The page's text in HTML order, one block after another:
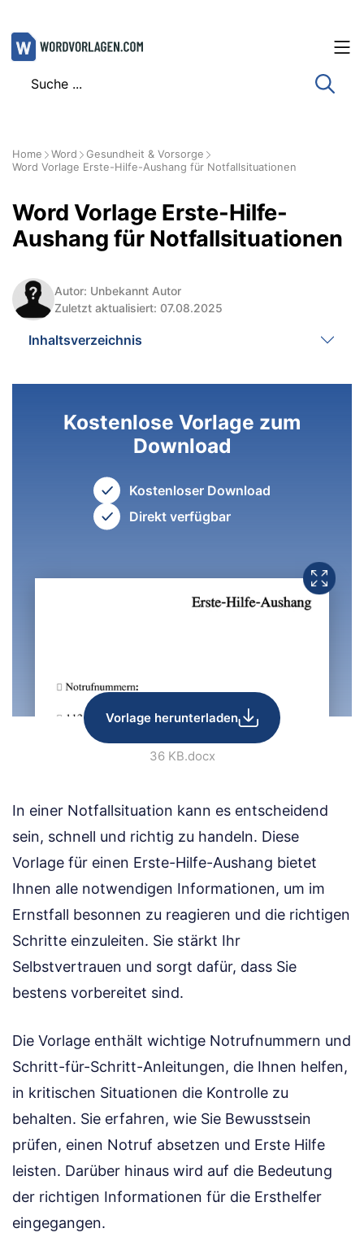
Zum
Inhalt
Home Word
Gesundheit & Vorsorge
Word Vorlage Erste-Hilfe-Aushang für Notfallsituationen
Word Vorlage Erste-Hilfe-
Aushang für Notfallsituationen
Autor: Unbekannt Autor
Zuletzt aktualisiert: 07.08.2025
Inhaltsverzeichnis
Kostenlose Vorlage zum
Download
Kostenloser Download
Direkt verfügbar
Vorlage herunterladen
36 KB.docx
In einer Notfallsituation kann es entscheidend
sein, schnell und richtig zu handeln. Diese
Vorlage für einen Erste-Hilfe-Aushang bietet
Ihnen alle notwendigen Informationen, um im
Ernstfall besonnen zu reagieren und die richtigen
Schritte einzuleiten. Sie stärkt Ihr
Selbstvertrauen und sorgt dafür, dass Sie
bestens vorbereitet sind.
Die Vorlage enthält wichtige Notrufnummern und
Schritt-für-Schritt-Anleitungen, die Ihnen helfen,
in kritischen Situationen die Kontrolle zu
behalten. Sie erfahren, wie Sie Bewusstsein
prüfen, einen Notruf absetzen und Erste Hilfe
leisten. Darüber hinaus wird auf die Bedeutung
der richtigen Informationen für die Ersthelfer
eingegangen.